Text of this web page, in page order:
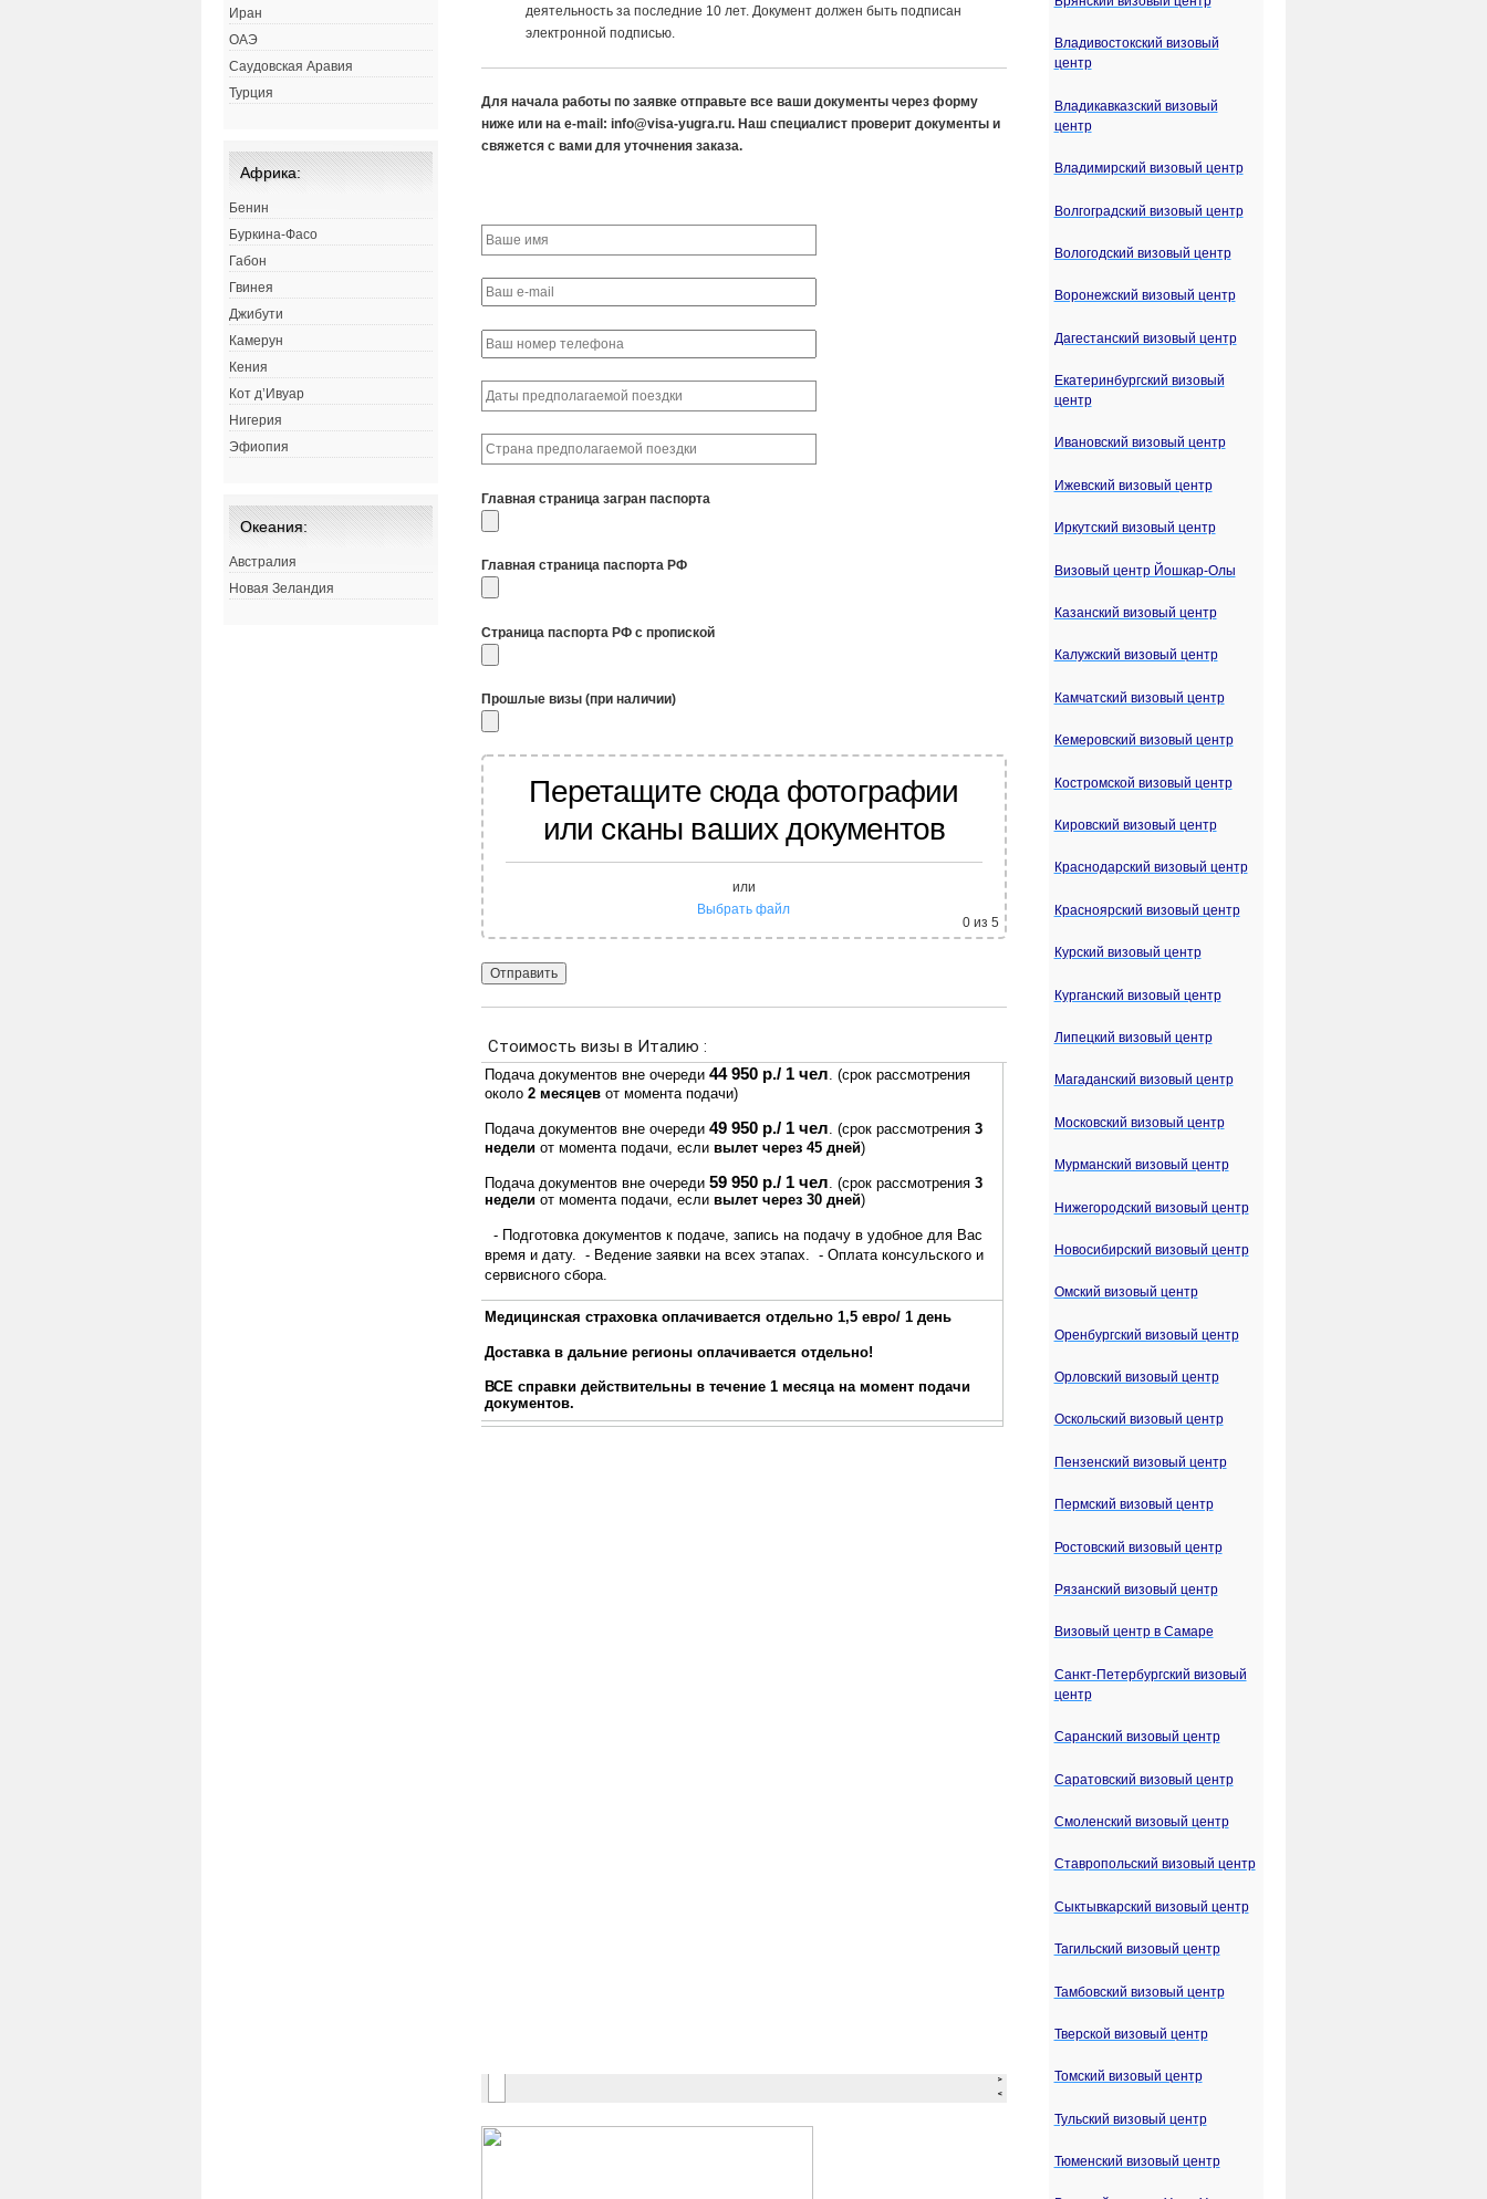
деятельность за последние 10 лет. Документ должен быть подписан
электронной подписью.
Для начала работы по заявке отправьте все ваши документы через форму
ниже или на e-mail: info@visa-yugra.ru. Наш специалист проверит документы и
свяжется с вами для уточнения заказа.
Главная страница загран паспорта
Главная страница паспорта РФ
Страница паспорта РФ с пропиской
Прошлые визы (при наличии)
Перетащите сюда фотографии
или сканы ваших документов
или
Выбрать файл
0из 5
Иран
ОАЭ
Саудовская Аравия
Турция
Африка:
Бенин
Буркина-Фасо
Габон
Гвинея
Джибути
Камерун
Кения
Кот д’Ивуар
Нигерия
Эфиопия
Океания:
Австралия
Новая Зеландия
Владивостокский визовый
центр
Владикавказский визовый
центр
Владимирский визовый центр
Волгоградский визовый центр
Вологодский визовый центр
Воронежский визовый центр
Дагестанский визовый центр
Екатеринбургский визовый
центр
Ивановский визовый центр
Ижевский визовый центр
Иркутский визовый центр
Визовый центр Йошкар-Олы
Казанский визовый центр
Калужский визовый центр
Камчатский визовый центр
Кемеровский визовый центр
Костромской визовый центр
Кировский визовый центр
Краснодарский визовый центр
Красноярский визовый центр
Курский визовый центр
Курганский визовый центр
Липецкий визовый центр
Магаданский визовый центр
Московский визовый центр
Мурманский визовый центр
Нижегородский визовый центр
Новосибирский визовый центр
Омский визовый центр
Оренбургский визовый центр
Орловский визовый центр
Оскольский визовый центр
Пензенский визовый центр
Пермский визовый центр
Ростовский визовый центр
Рязанский визовый центр
Визовый центр в Самаре
Санкт-Петербургский визовый
центр
Саранский визовый центр
Саратовский визовый центр
Смоленский визовый центр
Ставропольский визовый центр
Сыктывкарский визовый центр
Тагильский визовый центр
Тамбовский визовый центр
Тверской визовый центр
Томский визовый центр
Тульский визовый центр
Тюменский визовый центр